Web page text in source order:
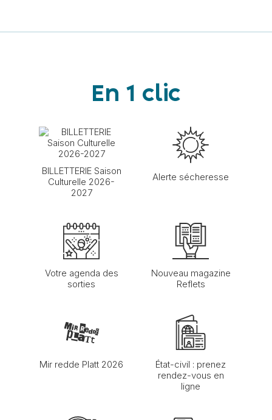
En 1 clic
BILLETTERIE Saison
Culturelle 2026-
2027
Alerte sécheresse
Votre agenda des
sorties
Nouveau magazine
Reflets
Mir redde Platt 2026
État-civil : prenez
rendez-vous en
ligne